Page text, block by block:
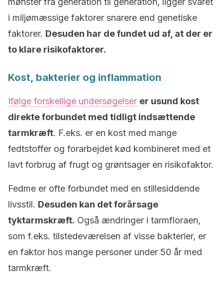
i miljømæssige faktorer snarere end genetiske
faktorer. Desuden har de fundet ud af, at der er
to klare risikofaktorer.
Kost, bakterier og inflammation
Ifølge forskellige undersøgelser er usund kost
direkte forbundet med tidligt indsættende
tarmkræft. F.eks. er en kost med mange
fedtstoffer og forarbejdet kød kombineret med et
lavt forbrug af frugt og grøntsager en risikofaktor.
Fedme er ofte forbundet med en stillesiddende
livsstil. Desuden kan det forårsage
tyktarmskræft. Også ændringer i tarmfloraen,
som f.eks. tilstedeværelsen af visse bakterier, er
en faktor hos mange personer under 50 år med
tarmkræft.